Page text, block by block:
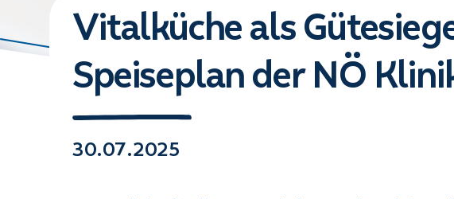
Vitalküche als
Speiseplan der NÖ
30.07.2025